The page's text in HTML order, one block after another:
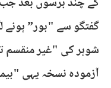
گفتگو سے "بور” ہونے
شوہر کی "غیر
آزمودہ نسخہ یہی